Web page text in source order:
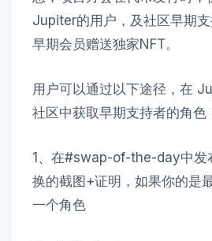
Jupiter的用户，及社区早期
早期会员赠送独家NFT。
用户可以通过以下途径，在
社区中获取早期支持者的角色
1、在#swap-of-the-day中发
换的截图+证明，如果你的是
一个角色